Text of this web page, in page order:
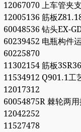
12067070 上车管夹
12005136 筋板
60048536 钻头EX-
60239452 电瓶构件
60225870
11302154 筋板
11534912 Q901.1工
12017312
60054875R 棘轮两
12042252
11527478